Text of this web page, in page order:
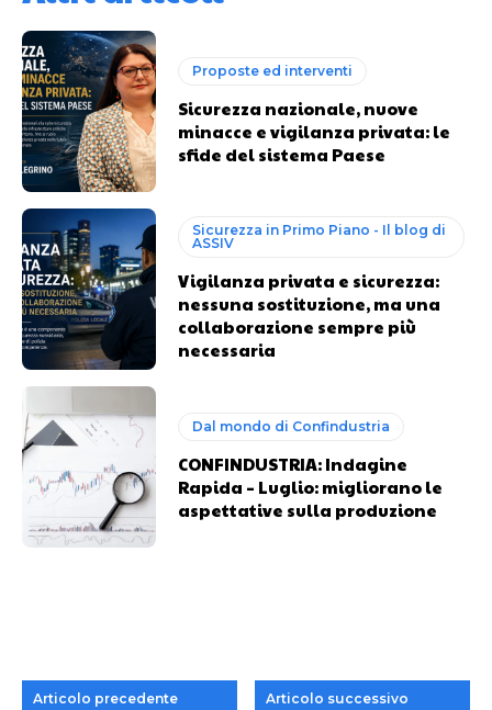
Proposte ed interventi
Sicurezza nazionale, nuove
minacce e vigilanza privata: le
sfide del sistema Paese
Sicurezza in Primo Piano - Il blog di
ASSIV
Vigilanza privata e sicurezza:
nessuna sostituzione, ma una
collaborazione sempre più
necessaria
Dal mondo di Confindustria
CONFINDUSTRIA: Indagine
Rapida – Luglio: migliorano le
aspettative sulla produzione
Articolo precedente Articolo successivo